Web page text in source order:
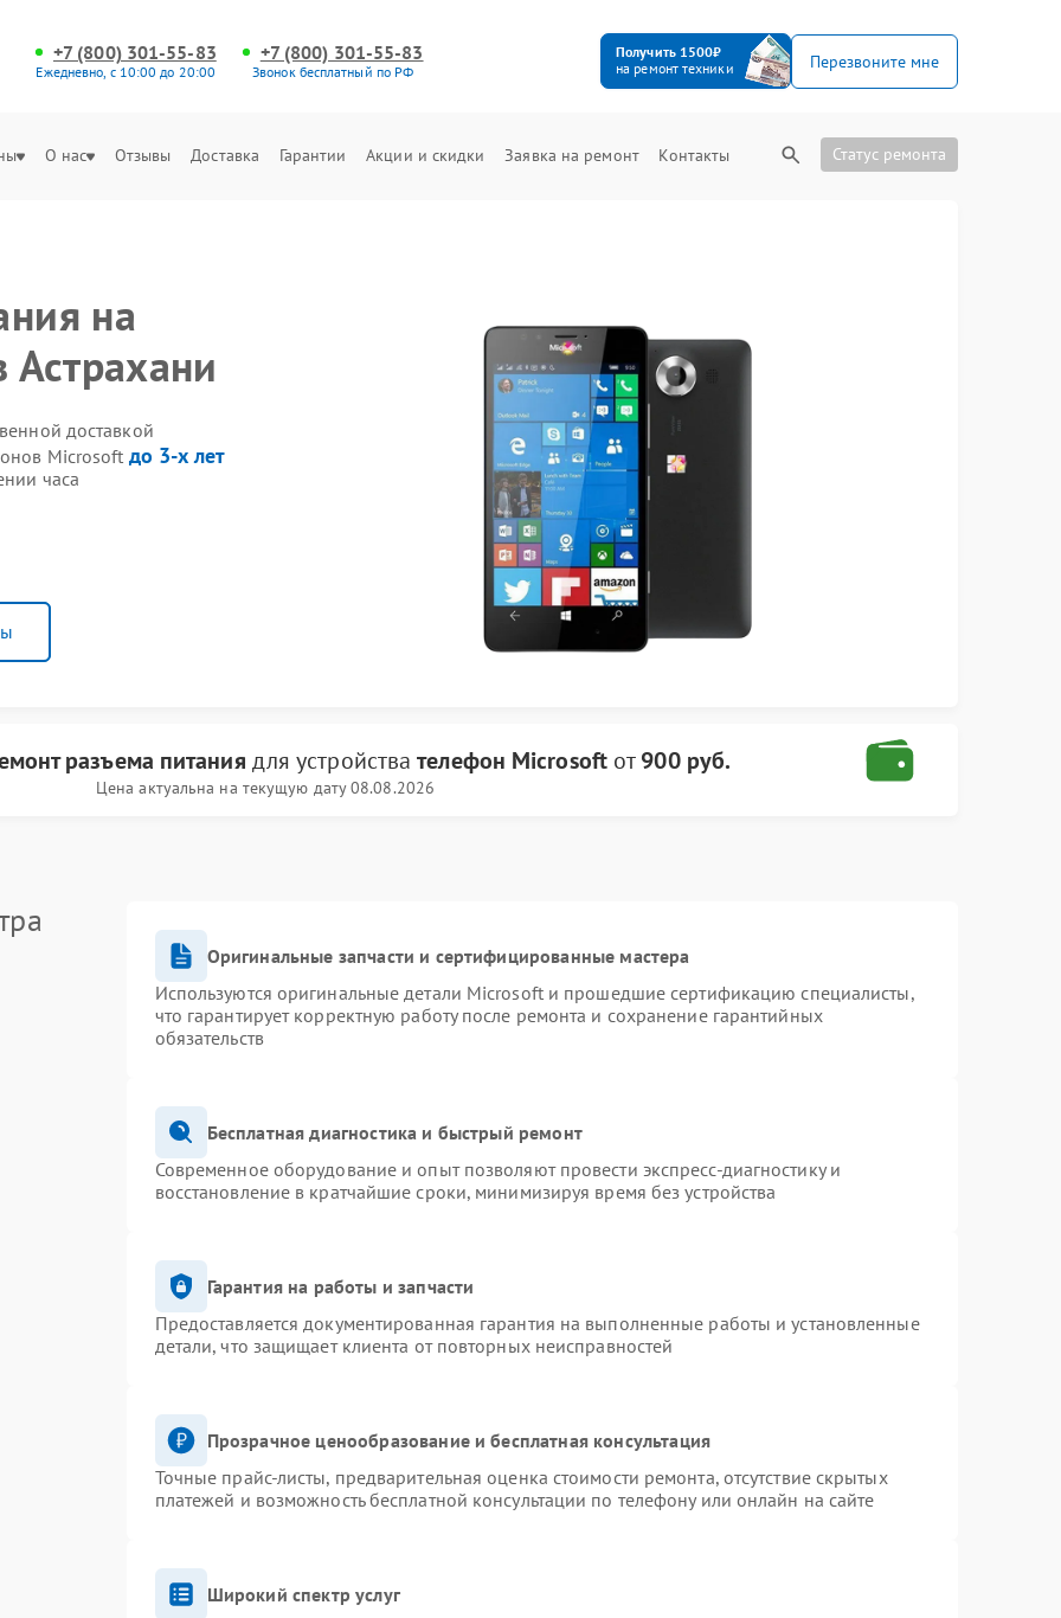
+7 (800) 301-55-83
Ежедневно, с 10:00 до 20:00
+7 (800) 301-55-83
Звонок бесплатный по РФ
Получить 1500₽
на ремонт техники
Перезвоните мне
О нас Отзывы Доставка Гарантии Акции и скидки Заявка на ремонт Контакты Статус ремонта
на
доставкой
Microsoft до 3-х лет
часа
разъема питания для устройствателефон Microsoftот900 руб.
Цена актуальна на текущую дату 08.08.2026
Оригинальные запчасти и сертифицированные мастера
Используются оригинальные детали Microsoft и прошедшие сертификацию специалисты,
что гарантирует корректную работу после ремонта и сохранение гарантийных
обязательств
Бесплатная диагностика и быстрый ремонт
Современное оборудование и опыт позволяют провести экспресс-диагностику и
восстановление в кратчайшие сроки, минимизируя время без устройства
Гарантия на работы и запчасти
Предоставляется документированная гарантия на выполненные работы и установленные
детали, что защищает клиента от повторных неисправностей
Прозрачное ценообразование и бесплатная консультация
Точные прайс-листы, предварительная оценка стоимости ремонта, отсутствие скрытых
платежей и возможность бесплатной консультации по телефону или онлайн на сайте
Широкий спектр услуг